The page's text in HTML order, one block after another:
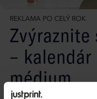
REKLAMA PO CELÝ ROK
Zvýraznite
–
médium
Plagátový kalendár je